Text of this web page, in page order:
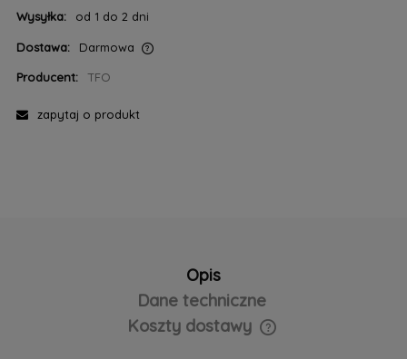
Wysyłka: od 1 do 2 dni
Dostawa:
Darmowa
Producent:
TFO
zapytaj o produkt
Opis
Dane techniczne
Koszty dostawy
Cena nie zawiera ewentualnych kosztów płatności